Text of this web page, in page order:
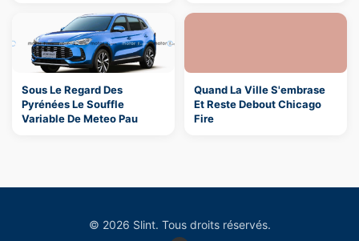
Sous Le Regard Des
Pyrénées Le Souffle
Variable De Meteo Pau
Quand La Ville S'embrase
Et Reste Debout Chicago
Fire
© 2026 Slint. Tous droits réservés.